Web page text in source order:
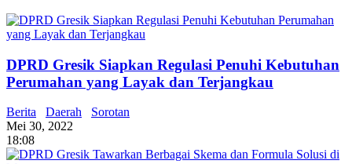
DPRD Gresik Siapkan Regulasi Penuhi Kebutuhan
Perumahan yang Layak dan Terjangkau
Berita Daerah
Sorotan
Mei 30, 2022
18:08